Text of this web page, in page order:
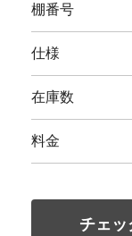
棚番号
仕様
在庫数
料金
チェッ